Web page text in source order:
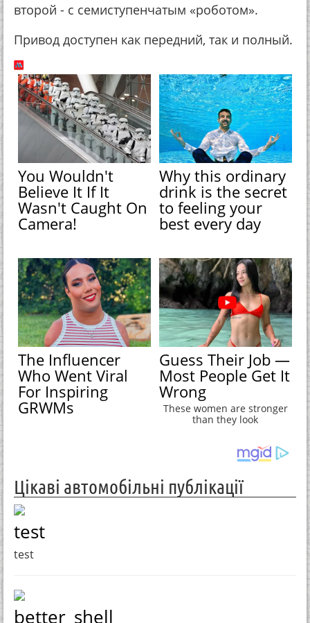
второй - с семиступенчатым «роботом».
Привод доступен как передний, так и полный.
You Wouldn't
Believe It If It
Wasn't Caught On
Camera!
Why this ordinary
drink is the secret
to feeling your
best every day
The Influencer
Who Went Viral
For Inspiring
GRWMs
Guess Their Job —
Most People Get It
Wrong
These women are stronger
than they look
Цікаві автомобільні публікації
test
test
better_shell